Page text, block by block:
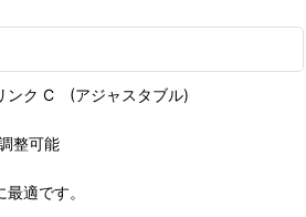
ンク C (アジャスタブル)
整可能
適です。